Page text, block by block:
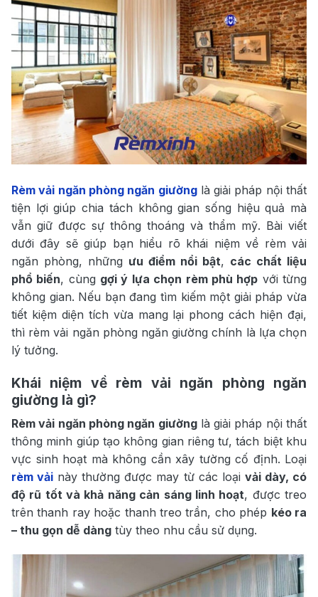
Rèm vải ngăn phòng ngăn giườnglà giải pháp nội thất
tiện lợi giúp chia tách không gian sống hiệu quả mà
vẫn giữ được sự thông thoáng và thẩm mỹ. Bài viết
dưới đây sẽ giúp bạn hiểu rõ khái niệm về rèm vải
ngăn phòng, những ưu điểm nổi bật, các chất liệu
phổ biến, cùng gợi ý lựa chọn rèm phù hợp với từng
không gian. Nếu bạn đang tìm kiếm một giải pháp vừa
tiết kiệm diện tích vừa mang lại phong cách hiện đại,
thì rèm vải ngăn phòng ngăn giường chính là lựa chọn
lý tưởng.
Khái niệm về rèm vải ngăn phòng ngăn
giường là gì?
Rèm vải ngăn phòng ngăn giườnglà giải pháp nội thất
thông minh giúp tạo không gian riêng tư, tách biệt khu
vực sinh hoạt mà không cần xây tường cố định. Loại
rèm vải này thường được may từ các loại vải dày, có
độ rũ tốt và khả năng cản sáng linh hoạt, được treo
trên thanh ray hoặc thanh treo trần, cho phép kéo ra
– thu gọn dễ dàng tùy theo nhu cầu sử dụng.